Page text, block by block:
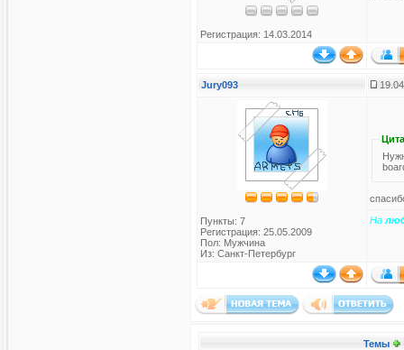
Регистрация: 14.03.2014
Jury093
Пункты: 7
Регистрация: 25.05.2009
Пол: Мужчина
Из: Санкт-Петербург
На
Темы